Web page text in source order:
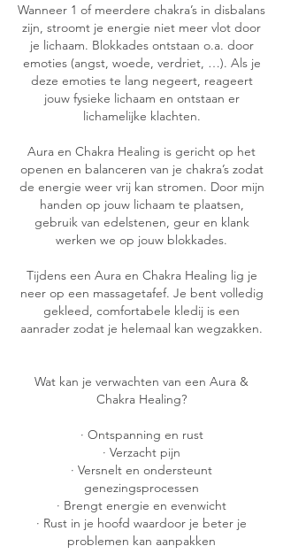
Wanneer 1 of meerdere chakra’s in disbalans
zijn, stroomt je energie niet meer vlot door
je lichaam. Blokkades ontstaan o.a. door
emoties (angst, woede, verdriet, …). Als je
deze emoties te lang negeert, reageert
jouw fysieke lichaam en ontstaan er
lichamelijke klachten.
Aura en Chakra Healing is gericht op het
openen en balanceren van je chakra’s zodat
de energie weer vrij kan stromen. Door mijn
handen op jouw lichaam te plaatsen,
gebruik van edelstenen, geur en klank
werken we op jouw blokkades.
Tijdens een Aura en Chakra Healing lig je
neer op een massagetafef. Je bent volledig
gekleed, comfortabele kledij is een
aanrader zodat je helemaal kan wegzakken.
Wat kan je verwachten van een Aura &
Chakra Healing?
· Ontspanning en rust
· Verzacht pijn
· Versnelt en ondersteunt
genezingsprocessen
· Brengt energie en evenwicht
· Rust in je hoofd waardoor je beter je
problemen kan aanpakken